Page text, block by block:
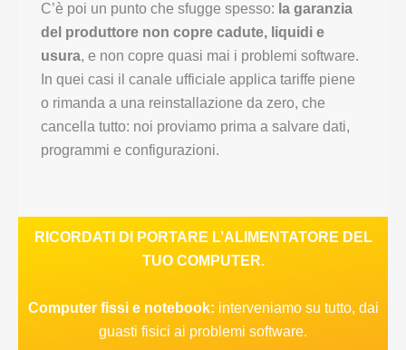
C’è poi un punto che sfugge spesso: la garanzia
del produttore non copre cadute, liquidi e
usura, e non copre quasi mai i problemi software.
In quei casi il canale ufficiale applica tariffe piene
o rimanda a una reinstallazione da zero, che
cancella tutto: noi proviamo prima a salvare dati,
programmi e configurazioni.
RICORDATI DI PORTARE L’ALIMENTATORE DEL
TUO COMPUTER.
Computer fissi e notebook: interveniamo su tutto, dai
guasti fisici ai problemi software.